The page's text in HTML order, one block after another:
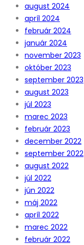
august 2024
apríl 2024
február 2024
január 2024
november 2023
október 2023
september 2023
august 2023
júl 2023
marec 2023
február 2023
december 2022
september 2022
august 2022
júl 2022
jún 2022
máj 2022
apríl 2022
marec 2022
február 2022